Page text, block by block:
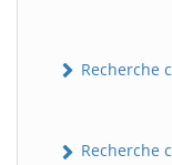
Recherche
Recherche